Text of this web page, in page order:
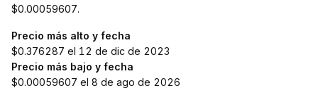
$0.00059607.
Precio más alto y fecha
$0.376287 el 12 de dic de 2023
Precio más bajo y fecha
$0.00059607 el 8 de ago de 2026